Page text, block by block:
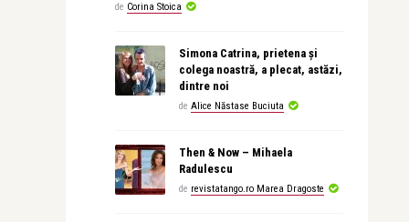
de Corina Stoica
Simona Catrina, prietena și
colega noastră, a plecat, astăzi,
dintre noi
de Alice Năstase Buciuta
Then & Now – Mihaela
Radulescu
de revistatango.ro Marea Dragoste